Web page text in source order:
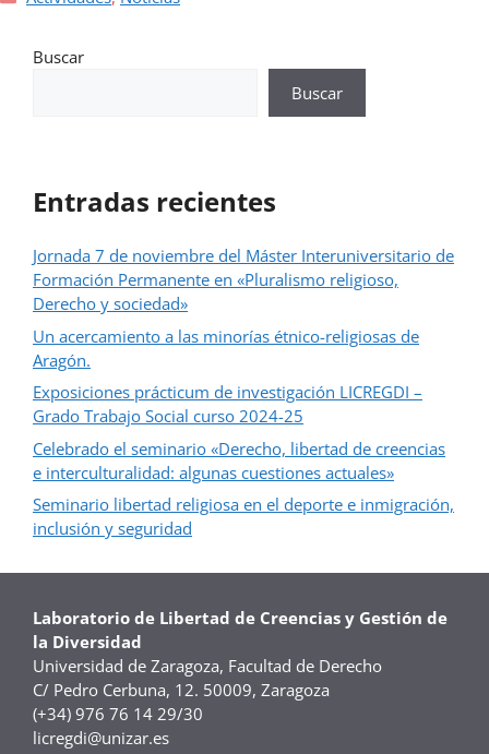
Buscar
Buscar
Entradas recientes
Jornada 7 de noviembre del Máster Interuniversitario de
Formación Permanente en «Pluralismo religioso,
Derecho y sociedad»
Un acercamiento a las minorías étnico-religiosas de
Aragón.
Exposiciones prácticum de investigación LICREGDI –
Grado Trabajo Social curso 2024-25
Celebrado el seminario «Derecho, libertad de creencias
e interculturalidad: algunas cuestiones actuales»
Seminario libertad religiosa en el deporte e inmigración,
inclusión y seguridad
Laboratorio de Libertad de Creencias y Gestión de
la Diversidad
Universidad de Zaragoza, Facultad de Derecho
C/ Pedro Cerbuna, 12. 50009, Zaragoza
(+34) 976 76 14 29/30
licregdi@unizar.es